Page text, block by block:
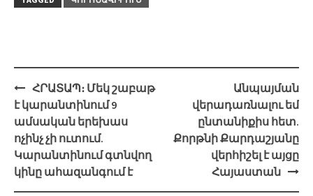
Post
navigation
ՀՐԱՏԱՊ։ Մեկ շաբաթ
է կարանտինում 9
ամսական երեխաս
ոչինչ չի ուտում.
Կարանտինում գտնվող
կինը ահազանգում է
Անպայման
վերադառնալու եմ
ընտանիքիս հետ.
Քորթնի Քարդաշյանը
վերհիշել է այցը
Հայաստան